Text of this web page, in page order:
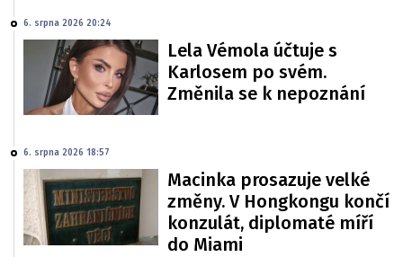
6. srpna 2026 20:24
Lela Vémola účtuje s
Karlosem po svém.
Změnila se k nepoznání
6. srpna 2026 18:57
Macinka prosazuje velké
změny. V Hongkongu končí
konzulát, diplomaté míří
do Miami